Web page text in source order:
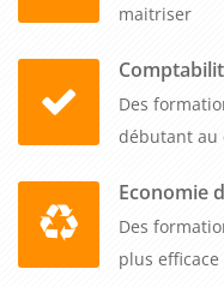
maitriser
Des
débutant au
Economie
Des
plus